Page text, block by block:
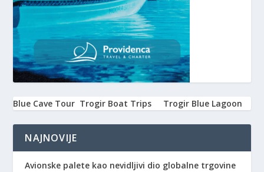
Blue Cave Tour Trogir Boat Trips Trogir Blue Lagoon
NAJNOVIJE
Avionske palete kao nevidljivi dio globalne trgovine